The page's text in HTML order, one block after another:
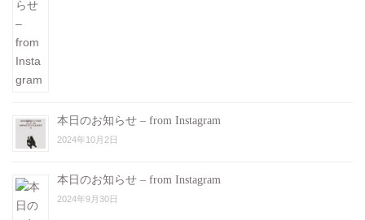
本日のお知らせ – from Instagram
2024年10月2日
本日のお知らせ – from Instagram
2024年9月30日